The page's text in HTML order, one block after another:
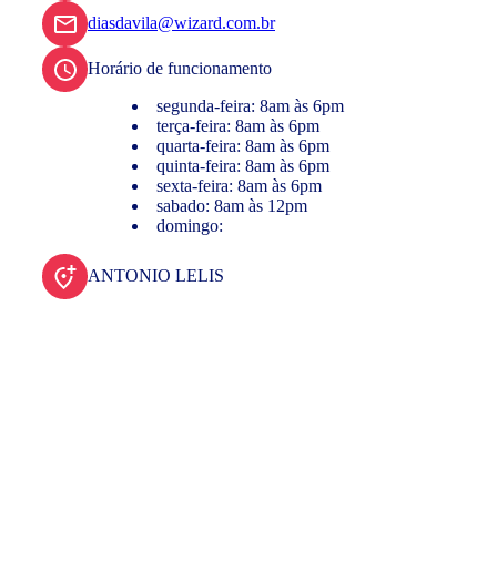
diasdavila@wizard.com.br
Horário de funcionamento
segunda-feira: 8am às 6pm
terça-feira: 8am às 6pm
quarta-feira: 8am às 6pm
quinta-feira: 8am às 6pm
sexta-feira: 8am às 6pm
sabado: 8am às 12pm
domingo:
ANTONIO LELIS